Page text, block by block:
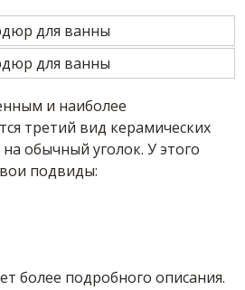
и наиболее
третий вид керамических
обычный уголок. У этого
подвиды:
более подробного описания.